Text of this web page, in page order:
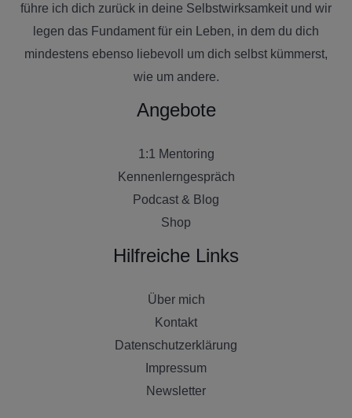
führe ich dich zurück in deine Selbstwirksamkeit und wir
legen das Fundament für ein Leben, in dem du dich
mindestens ebenso liebevoll um dich selbst kümmerst,
wie um andere.
Angebote
1:1 Mentoring
Kennenlerngespräch
Podcast & Blog
Shop
Hilfreiche Links
Über mich
Kontakt
Datenschutzerklärung
Impressum
Newsletter